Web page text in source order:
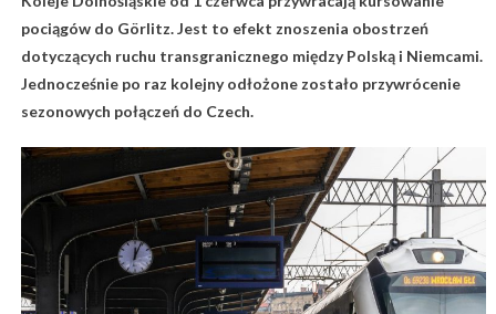
pociągów do Görlitz. Jest to efekt znoszenia obostrzeń
dotyczących ruchu transgranicznego między Polską i Niemcami.
Jednocześnie po raz kolejny odłożone zostało przywrócenie
sezonowych połączeń do Czech.